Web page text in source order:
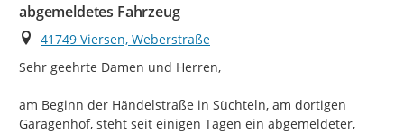
abgemeldetes Fahrzeug
Ort
41749 Viersen, Weberstraße
Sehr geehrte Damen und Herren,
am Beginn der Händelstraße in Süchteln, am dortigen
Garagenhof, steht seit einigen Tagen ein abgemeldeter,